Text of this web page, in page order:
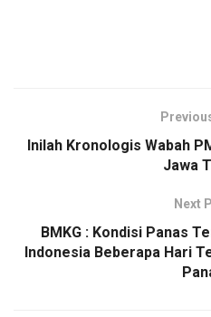
Inilah Kronologis Wabah
Jawa
Next
BMKG : Kondisi Panas
Indonesia Beberapa Hari